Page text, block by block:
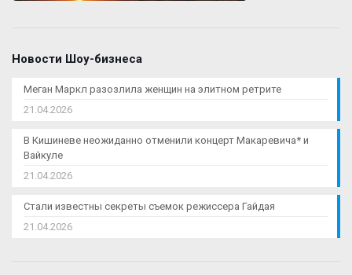
Новости Шоу-бизнеса
Меган Маркл разозлила женщин на элитном ретрите
21.04.2026
В Кишиневе неожиданно отменили концерт Макаревича* и
Вайкуле
21.04.2026
Стали известны секреты съемок режиссера Гайдая
21.04.2026